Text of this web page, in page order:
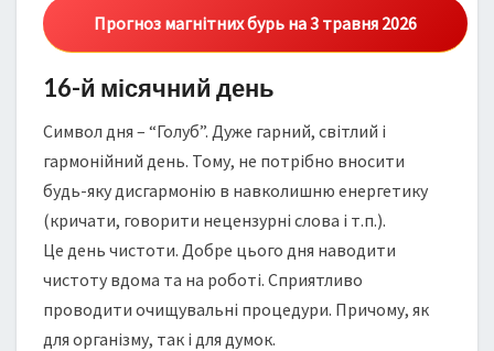
Прогноз магнітних бурь на 3 травня 2026
16-й місячний день
Символ дня – “Голуб”. Дуже гарний, світлий і
гармонійний день. Тому, не потрібно вносити
будь-яку дисгармонію в навколишню енергетику
(кричати, говорити нецензурні слова і т.п.).
Це день чистоти. Добре цього дня наводити
чистоту вдома та на роботі. Сприятливо
проводити очищувальні процедури. Причому, як
для організму, так і для думок.